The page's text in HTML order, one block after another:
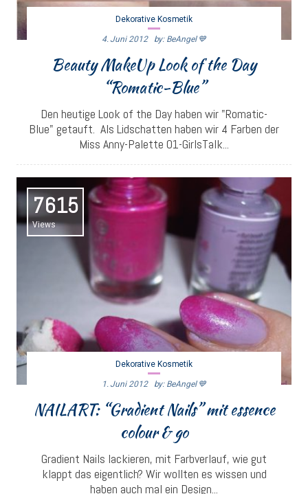
Dekorative Kosmetik
4. Juni 2012 By: BeAngel 💙
Beauty MakeUp Look of the Day
“Romatic-Blue”
Den heutige Look of the Day haben wir "Romatic-
Blue" getauft. Als Lidschatten haben wir 4 Farben der
Miss Anny-Palette 01-GirlsTalk...
7615
Views
Dekorative Kosmetik
1. Juni 2012 By: BeAngel 💙
NAILART: “Gradient Nails” mit essence
colour & go
Gradient Nails lackieren, mit Farbverlauf, wie gut
klappt das eigentlich? Wir wollten es wissen und
haben auch mal ein Design...